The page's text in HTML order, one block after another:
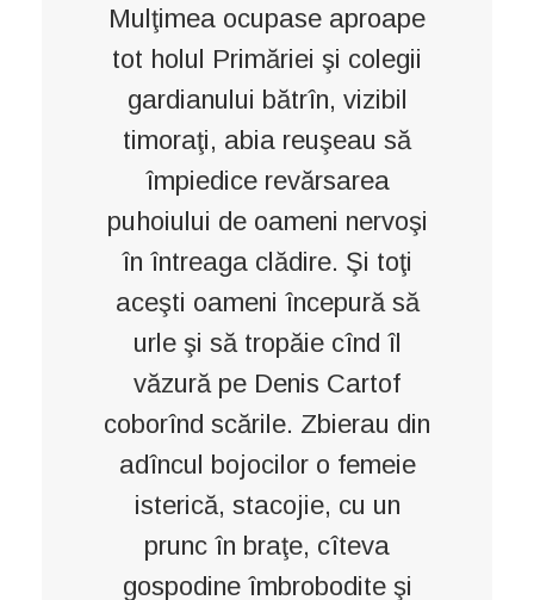
Mulţimea ocupase aproape
tot holul Primăriei şi colegii
gardianului bătrîn, vizibil
timoraţi, abia reuşeau să
împiedice revărsarea
puhoiului de oameni nervoşi
în întreaga clădire. Şi toţi
aceşti oameni începură să
urle şi să tropăie cînd îl
văzură pe Denis Cartof
coborînd scările. Zbierau din
adîncul bojocilor o femeie
isterică, stacojie, cu un
prunc în braţe, cîteva
gospodine îmbrobodite şi